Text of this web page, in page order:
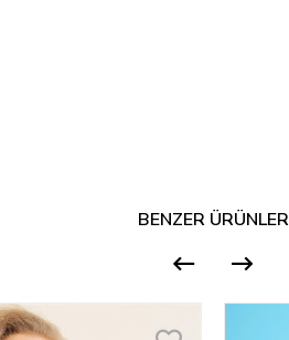
BENZER ÜRÜNLER